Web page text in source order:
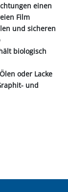
einen
Film
und sicheren
biologisch
oder Lacke
und